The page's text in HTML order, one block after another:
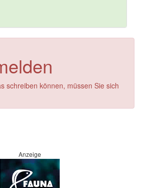
schreiben können, müssen Sie sich
Anzeige